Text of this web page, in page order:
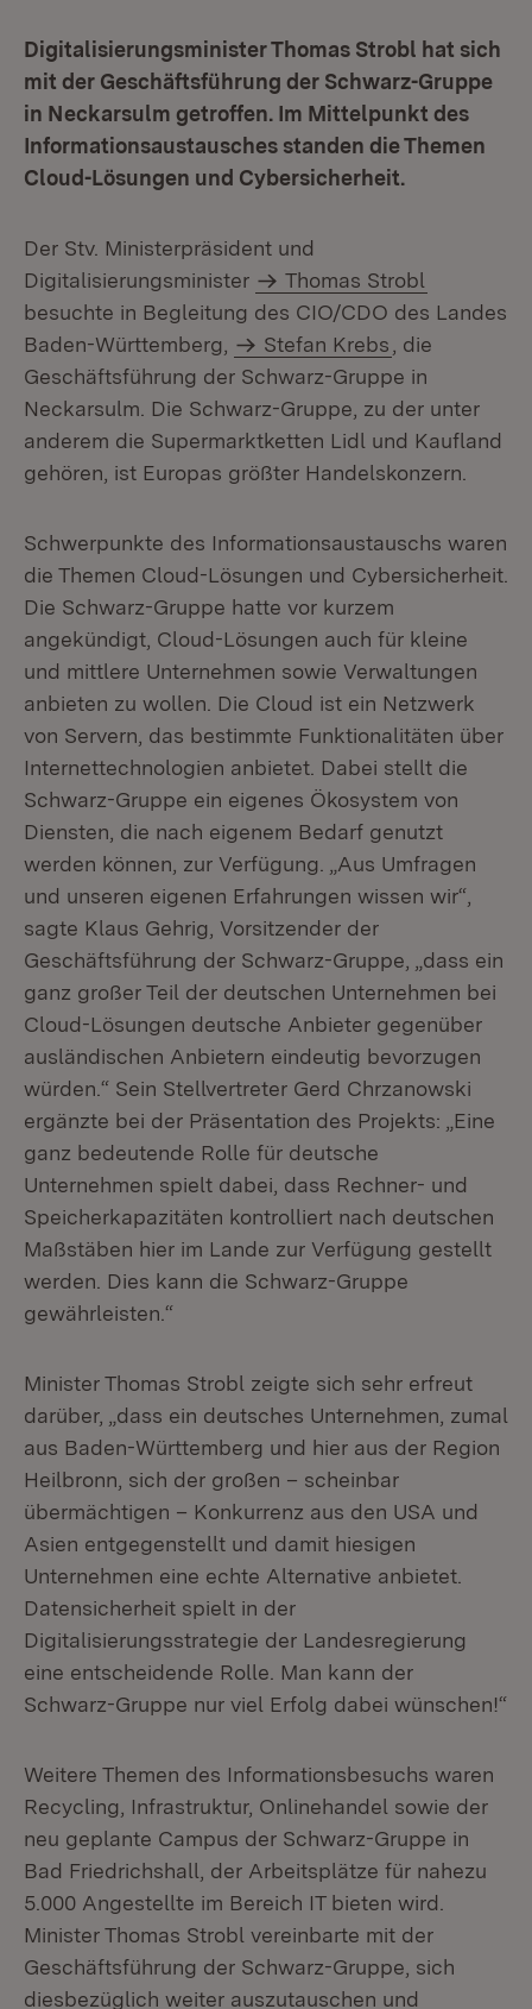
Digitalisierungsminister Thomas Strobl hat sich
mit der Geschäftsführung der Schwarz-Gruppe
in Neckarsulm getroffen. Im Mittelpunkt des
Informationsaustausches standen die Themen
Cloud-Lösungen und Cybersicherheit.
Der Stv. Ministerpräsident und
Digitalisierungsminister
Thomas Strobl
besuchte in Begleitung des CIO/CDO des Landes
Baden-Württemberg,
Stefan Krebs
, die
Geschäftsführung der Schwarz-Gruppe in
Neckarsulm. Die Schwarz-Gruppe, zu der unter
anderem die Supermarktketten Lidl und Kaufland
gehören, ist Europas größter Handelskonzern.
Schwerpunkte des Informationsaustauschs waren
die Themen Cloud-Lösungen und Cybersicherheit.
Die Schwarz-Gruppe hatte vor kurzem
angekündigt, Cloud-Lösungen auch für kleine
und mittlere Unternehmen sowie Verwaltungen
anbieten zu wollen. Die Cloud ist ein Netzwerk
von Servern, das bestimmte Funktionalitäten über
Internettechnologien anbietet. Dabei stellt die
Schwarz-Gruppe ein eigenes Ökosystem von
Diensten, die nach eigenem Bedarf genutzt
werden können, zur Verfügung. „Aus Umfragen
und unseren eigenen Erfahrungen wissen wir“,
sagte Klaus Gehrig, Vorsitzender der
Geschäftsführung der Schwarz-Gruppe, „dass ein
ganz großer Teil der deutschen Unternehmen bei
Cloud-Lösungen deutsche Anbieter gegenüber
ausländischen Anbietern eindeutig bevorzugen
würden.“ Sein Stellvertreter Gerd Chrzanowski
ergänzte bei der Präsentation des Projekts: „Eine
ganz bedeutende Rolle für deutsche
Unternehmen spielt dabei, dass Rechner- und
Speicherkapazitäten kontrolliert nach deutschen
Maßstäben hier im Lande zur Verfügung gestellt
werden. Dies kann die Schwarz-Gruppe
gewährleisten.“
Minister Thomas Strobl zeigte sich sehr erfreut
darüber, „dass ein deutsches Unternehmen, zumal
aus Baden-Württemberg und hier aus der Region
Heilbronn, sich der großen – scheinbar
übermächtigen – Konkurrenz aus den USA und
Asien entgegenstellt und damit hiesigen
Unternehmen eine echte Alternative anbietet.
Datensicherheit spielt in der
Digitalisierungsstrategie der Landesregierung
eine entscheidende Rolle. Man kann der
Schwarz-Gruppe nur viel Erfolg dabei wünschen!“
Weitere Themen des Informationsbesuchs waren
Recycling, Infrastruktur, Onlinehandel sowie der
neu geplante Campus der Schwarz-Gruppe in
Bad Friedrichshall, der Arbeitsplätze für nahezu
5.000 Angestellte im Bereich IT bieten wird.
Minister Thomas Strobl vereinbarte mit der
Geschäftsführung der Schwarz-Gruppe, sich
diesbezüglich weiter auszutauschen und